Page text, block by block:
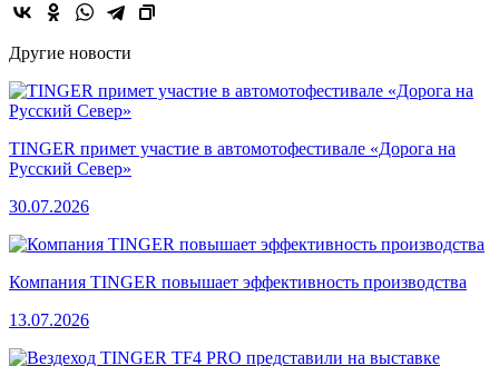
Другие новости
TINGER примет участие в автомотофестивале «Дорога на
Русский Север»
30.07.2026
Компания TINGER повышает эффективность производства
13.07.2026